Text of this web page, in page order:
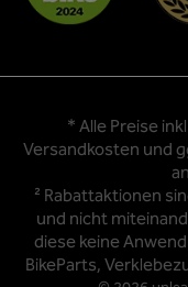
* Alle Preise
Versandkosten und
² Rabattaktionen
und nicht
diese keine
BikeParts,